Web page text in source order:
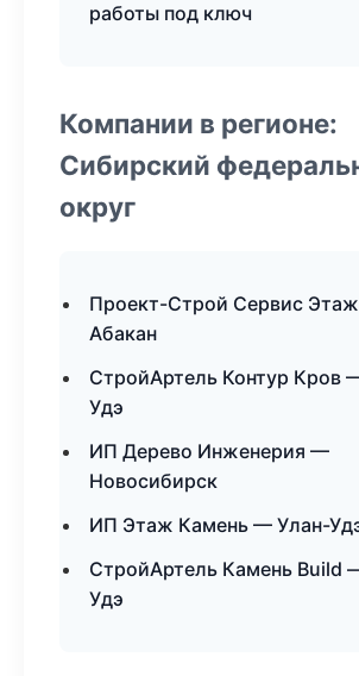
работы под ключ
Компании в регионе:
Сибирский
округ
Проект-Строй Сервис
Абакан
СтройАртель Контур Кров
Удэ
ИП Дерево Инженерия —
Новосибирск
ИП Этаж Камень — Улан-
СтройАртель Камень Build
Удэ